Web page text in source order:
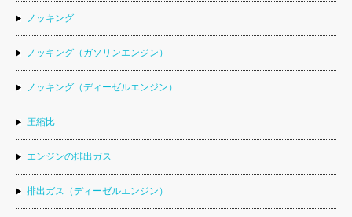
ノッキング
ノッキング（ガソリンエンジン）
ノッキング（ディーゼルエンジン）
圧縮比
エンジンの排出ガス
排出ガス（ディーゼルエンジン）